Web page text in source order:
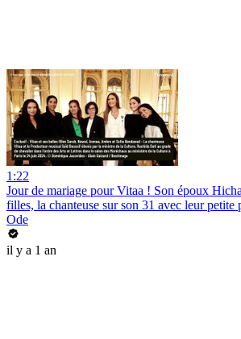
1:22
Jour de mariage pour Vitaa ! Son époux
filles, la chanteuse sur son 31 avec leur petite
Ode
il y a 1 an